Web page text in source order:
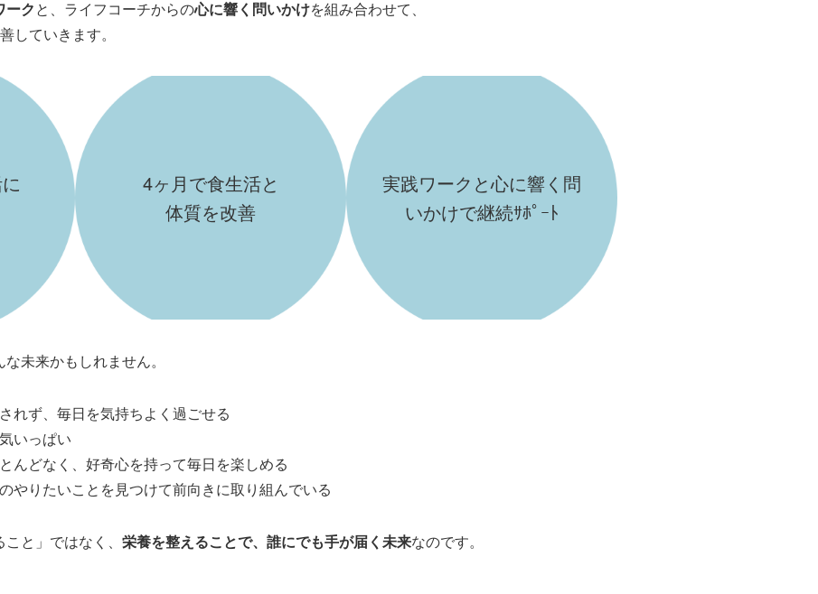
ークと、ライフコーチからの心に響く問いかけを組み合わせて、
していきます。
4ヶ月で食生活と
体質を改善
実践ワークと心に響く問
いかけで継続ｻﾎﾟｰﾄ
未来かもしれません。
れず、毎日を気持ちよく過ごせる
いっぱい
んどなく、好奇心を持って毎日を楽しめる
やりたいことを見つけて前向きに取り組んでいる
と」ではなく、 栄養を整えることで、誰にでも手が届く未来なのです。